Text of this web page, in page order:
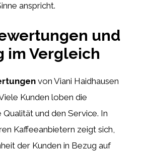
anspricht.
und
im Vergleich
von Viani Haidhausen
Kunden loben die
und den Service. In
Kaffeeanbietern zeigt sich,
der Kunden in Bezug auf